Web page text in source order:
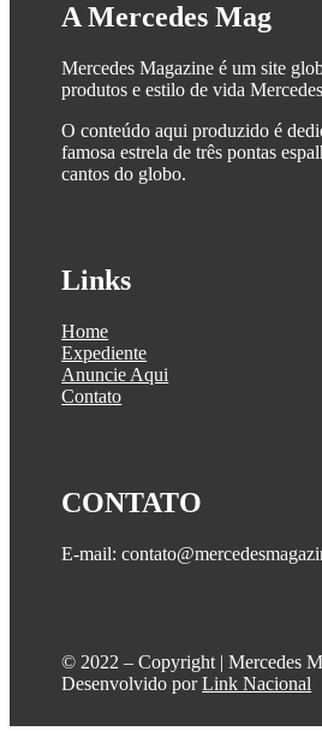
A Mercedes Mag
Mercedes Magazine é um site
produtos e estilo de vida
O conteúdo aqui produzido é
famosa estrela de três pontas
cantos do globo.
Links
Home
Expediente
Anuncie Aqui
Contato
CONTATO
E-mail:
©️ 2022 – Copyright | Mercedes
Desenvolvido porLink Nacional